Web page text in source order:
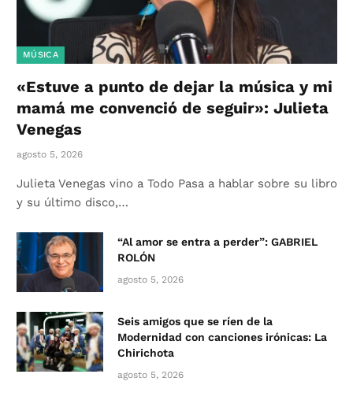
MÚSICA
«Estuve a punto de dejar la música y mi
mamá me convenció de seguir»: Julieta
Venegas
agosto 5, 2026
Julieta Venegas vino a Todo Pasa a hablar sobre su libro
y su último disco,…
“Al amor se entra a perder”: GABRIEL
ROLÓN
agosto 5, 2026
Seis amigos que se ríen de la
Modernidad con canciones irónicas: La
Chirichota
agosto 5, 2026